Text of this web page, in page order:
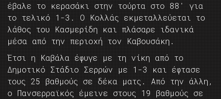
έβαλε το κερασάκι στην τούρτα στο 88′ για
το τελικό 1-3. Ο Κολλάς εκμεταλλεύεται το
λάθος του Κασμερίδη και πλάσαρε ιδανικά
μέσα από την περιοχή τον Καβουσάκη.
Έτσι η Καβάλα έφυγε με τη νίκη από το
Δημοτικό Στάδιο Σερρών με 1-3 και έφτασε
τους 25 βαθμούς σε δέκα ματς. Από την άλλη,
ο Πανσερραϊκός έμεινε στους 19 βαθμούς σε